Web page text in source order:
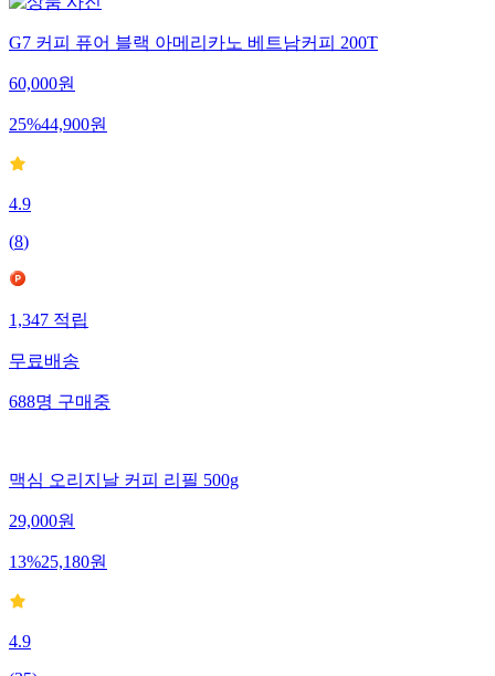
G7 커피 퓨어 블랙 아메리카노 베트남커피 200T
60,000원
25%44,900원
4.9
(8)
1,347적립
무료배송
688명구매중
맥심 오리지날 커피 리필 500g
29,000원
13%25,180원
4.9